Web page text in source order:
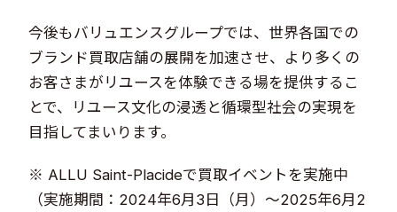
今後もバリュエンスグループでは、世界各国での
ブランド買取店舗の展開を加速させ、より多くの
お客さまがリユースを体験できる場を提供するこ
とで、リユース文化の浸透と循環型社会の実現を
目指してまいります。
※ ALLU Saint-Placideで買取イベントを実施中
（実施期間：2024年6月3日（月）～2025年6月2